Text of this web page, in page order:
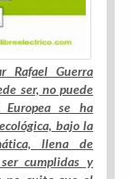
Rafael Guerra
ser, no puede
se ha
bajo la
llena de
cumplidas y